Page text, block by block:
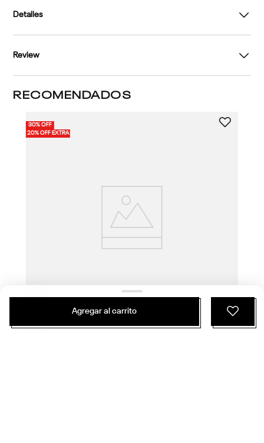
Detalles
Review
RECOMENDADOS
30% OFF
20% OFF EXTRA
Agregar al carrito